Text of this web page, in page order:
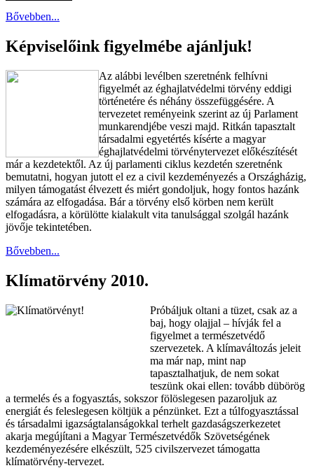
Bővebben...
Képviselőink figyelmébe ajánljuk!
Az alábbi levélben szeretnénk felhívni
figyelmét az éghajlatvédelmi törvény eddigi
történetére és néhány összefüggésére. A
tervezetet reményeink szerint az új Parlament
munkarendjébe veszi majd. Ritkán tapasztalt
társadalmi egyetértés kísérte a magyar
éghajlatvédelmi törvénytervezet előkészítését
már a kezdetektől. Az új parlamenti ciklus kezdetén szeretnénk
bemutatni, hogyan jutott el ez a civil kezdeményezés a Országházig,
milyen támogatást élvezett és miért gondoljuk, hogy fontos hazánk
számára az elfogadása. Bár a törvény első körben nem került
elfogadásra, a körülötte kialakult vita tanulsággal szolgál hazánk
jövője tekintetében.
Bővebben...
Klímatörvény 2010.
Próbáljuk oltani a tüzet, csak az a
baj, hogy olajjal – hívják fel a
figyelmet a természetvédő
szervezetek. A klímaváltozás jeleit
ma már nap, mint nap
tapasztalhatjuk, de nem sokat
teszünk okai ellen: tovább dübörög
a termelés és a fogyasztás, sokszor fölöslegesen pazaroljuk az
energiát és feleslegesen költjük a pénzünket. Ezt a túlfogyasztással
és társadalmi igazságtalanságokkal terhelt gazdaságszerkezetet
akarja megújítani a Magyar Természetvédők Szövetségének
kezdeményezésére elkészült, 525 civilszervezet támogatta
klímatörvény-tervezet.